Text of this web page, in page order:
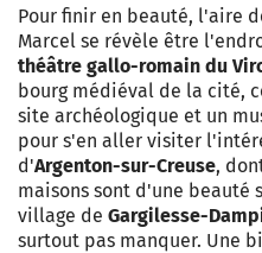
Pour finir en beauté, l'aire
Marcel se révèle être
théâtre gallo-romain du
bourg médiéval de la cité,
site archéologique et un
pour s'en aller visiter
d'Argenton-sur-Creuse,
maisons sont d'une beauté
village de Gargilesse-
surtout pas manquer. Une